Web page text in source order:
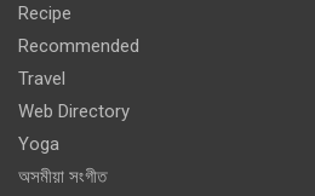
Recipe
Recommended
Travel
Web Directory
Yoga
অসমীয়া সংগীত